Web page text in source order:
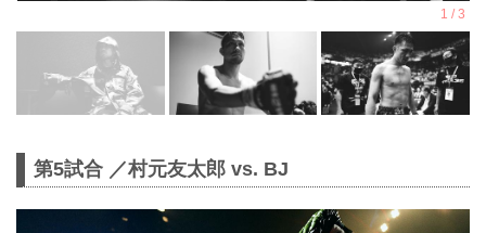
第5試合 ／村元友太郎 vs. BJ